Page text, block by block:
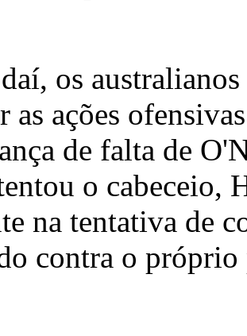
os australianos
as ações
de falta de
o cabeceio,
na tentativa de
contra o